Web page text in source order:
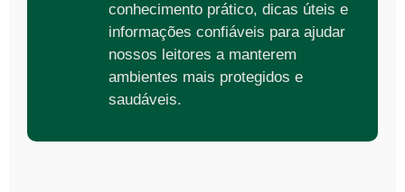
conhecimento prático, dicas úteis e
informações confiáveis para ajudar
nossos leitores a manterem
ambientes mais protegidos e
saudáveis.